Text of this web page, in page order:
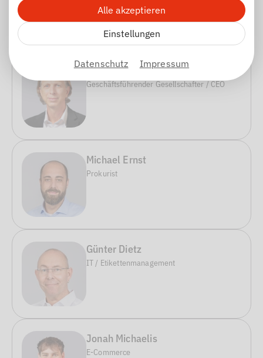
Alle akzeptieren
Einstellungen
Datenschutz Impressum
Wille, Dinge besser zu machen – Tag für Tag.
Hubert Huber
Geschäftsführender Gesellschafter / CEO
Michael Ernst
Prokurist
Günter Dietz
IT / Etikettenmanagement
Jonah Michaelis
E-Commerce